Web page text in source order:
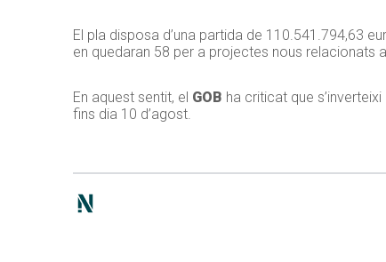
El pla disposa d’una partida de 110.541.794,63
en quedaran 58 per a projectes nous
En aquest sentit, el GOB ha criticat que
fins dia 10 d’agost.